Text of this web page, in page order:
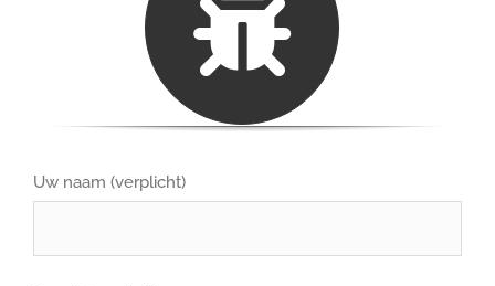
Uw naam (verplicht)